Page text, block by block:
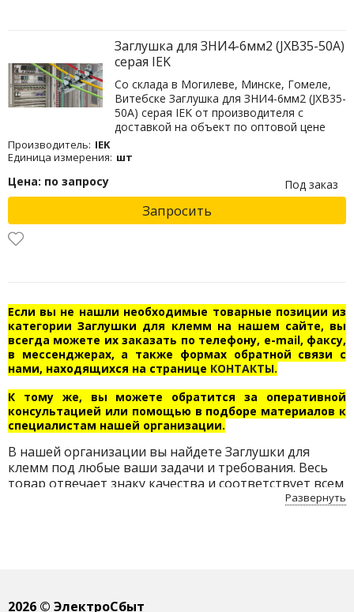
Заглушка для ЗНИ4-6мм2 (JXB35-50А)
серая IEK
Со склада в Могилеве, Минске, Гомеле,
Витебске Заглушка для ЗНИ4-6мм2 (JXB35-
50А) серая IEK от производителя с
доставкой на объект по оптовой цене
Производитель: IEK
Единица измерения: шт
Цена: по запросу Под заказ
Запросить
Если вы не нашли необходимые товарные позиции из
категории Заглушки для клемм на нашем сайте, вы
всегда можете их заказать по телефону, e-mail, факсу,
в мессенджерах, а также формах обратной связи с
нами, находящихся на странице КОНТАКТЫ.
К тому же, вы можете обратится за оперативной
консультацией или помощью в подборе материалов к
специалистам нашей организации.
В нашей организации вы найдете Заглушки для
клемм под любые ваши задачи и требования. Весь
товар отвечает знаку качества и соответствует всем
нормам безопасности. Приобретайте Заглушки для
Развернуть
2026© ЭлектроСбыт